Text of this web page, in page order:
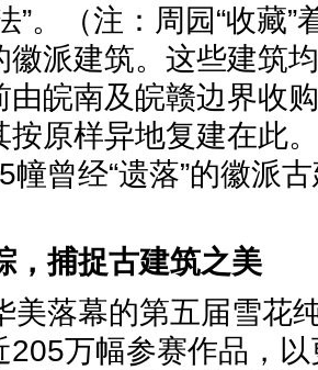
”。（注：周园“收藏
徽派建筑。这些建筑
由皖南及皖赣边界收
按原样异地复建在此
幢曾经“遗落”的徽派
，捕捉古建筑之
美落幕的第五届雪花
205万幅参赛作品，